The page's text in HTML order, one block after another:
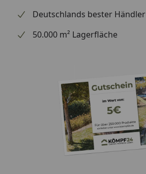
Deutschlands bester Händler
50.000 m² Lagerfläche